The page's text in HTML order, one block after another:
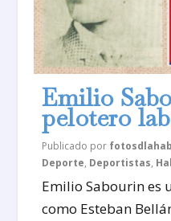
Emilio
pelotero
Publicado por
Deporte, Deportistas,
Emilio Sabourin es
como Esteban